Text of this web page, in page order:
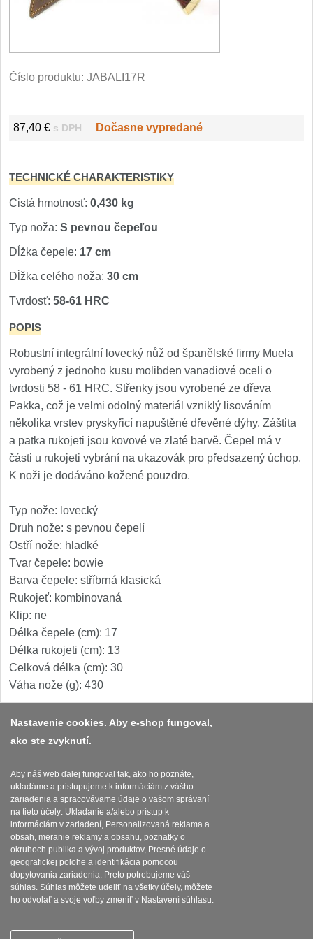
Steakové nože 2
Porcovací nože 2
Sekáčky a speciální nože
15
Japonské nože
Zavírací nože
Vreckové 6
Taktické 3
Turistické 7
Nože s pevnou čepeľou
Taktické 8
Outdoorové 9
Špeciálne nože
Vrhacie 12
Ostrenie nožov
Ostřiče nožů
Brusné kameny 3
Doplňky a díly 4
Nože SEBURO
Nože Seburo SARADA
Číslo produktu: JABALI17R
87,40 € s DPH Dočasne vypredané
TECHNICKÉ CHARAKTERISTIKY
Cistá hmotnosť: 0,430 kg
Typ noža: S pevnou čepeľou
Dĺžka čepele: 17 cm
Dĺžka celého noža: 30 cm
Tvrdosť: 58-61 HRC
POPIS
Robustní integrální lovecký nůž od španělské firmy Muela
vyrobený z jednoho kusu molibden vanadiové oceli o
tvrdosti 58 - 61 HRC. Střenky jsou vyrobené ze dřeva
Pakka, což je velmi odolný materiál vzniklý lisováním
několika vrstev pryskyřicí napuštěné dřevěné dýhy. Záštita
a patka rukojeti jsou kovové ve zlaté barvě. Čepel má v
části u rukojeti vybrání na ukazovák pro předsazený úchop.
K noži je dodáváno kožené pouzdro.
Typ nože: lovecký
Druh nože: s pevnou čepelí
Ostří nože: hladké
Tvar čepele: bowie
Barva čepele: stříbrná klasická
Rukojeť: kombinovaná
Klip: ne
Délka čepele (cm): 17
Délka rukojeti (cm): 13
Celková délka (cm): 30
Váha nože (g): 430
Platba a dodávka
Obchodní podmínky
Zasady zpracovani osobnich udaju
Reklamační řád
Nastavenie cookies. Aby e-shop fungoval,
ako ste zvyknutí.
Aby náš web ďalej fungoval tak, ako ho poznáte,
ukladáme a pristupujeme k informáciám z vášho
zariadenia a spracovávame údaje o vašom správaní
na tieto účely: Ukladanie a/alebo prístup k
informáciám v zariadení, Personalizovaná reklama a
obsah, meranie reklamy a obsahu, poznatky o
okruhoch publika a vývoj produktov, Presné údaje o
geografickej polohe a identifikácia pomocou
dopytovania zariadenia. Preto potrebujeme váš
súhlas. Súhlas môžete udeliť na všetky účely, môžete
ho odvolať a svoje voľby zmeniť v Nastavení súhlasu.